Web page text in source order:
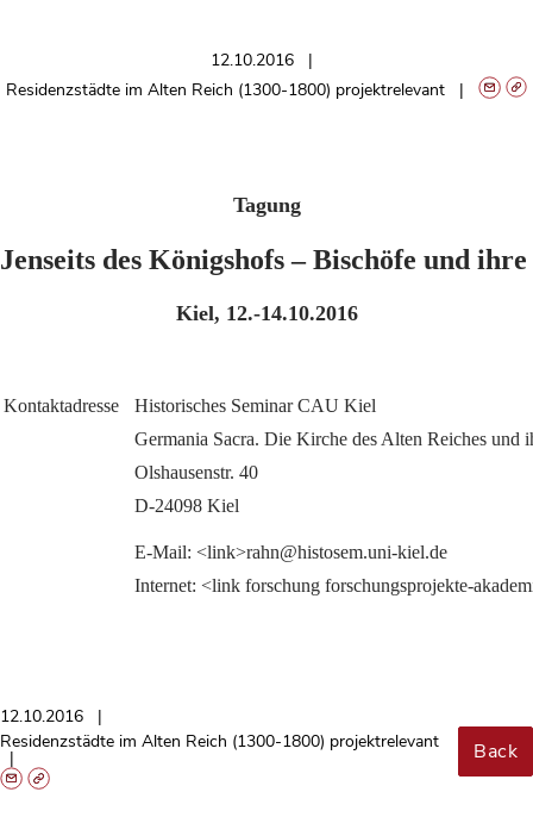
12.10.2016
Residenzstädte im Alten Reich (1300-1800) projektrelevant
Tagung
Jenseits des Königshofs – Bischöfe und
Kiel, 12.-14.10.2016
Kontaktadresse
Historisches Seminar CAU Kiel
Germania Sacra. Die Kirche des Alten Reiches und
Olshausenstr. 40
D-24098 Kiel
E-Mail: <link>rahn@histosem.uni-kiel.de
Internet: <link forschung forschungsprojekte-
12.10.2016
Residenzstädte im Alten Reich (1300-1800) projektrelevant
Back